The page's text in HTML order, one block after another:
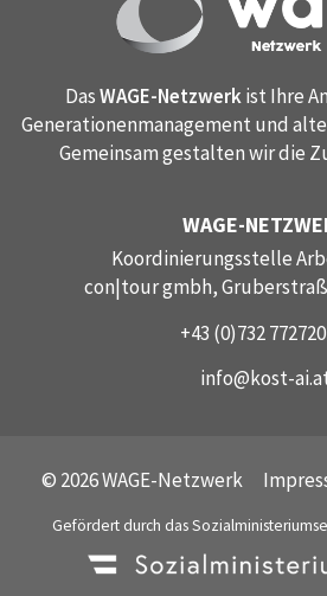
DasWAGE-Netzwerkist Ihre
Generationenmanagement und
Gemeinsam gestalten wir die
WAGE-
Koordinierungsstelle
con|tour gmbh,
+43 (0)732
info@kost-
© 2026 WAGE-Netzwerk
Gefördert durch das